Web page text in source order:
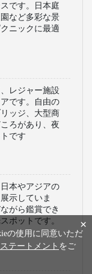
です。日本庭
など多彩な景
ニックに最適
レジャー施設
です。自由の
ッジ、大型商
ろがあり、夜
です
本やアジアの
示していま
がら鑑賞でき
ポットです。
×
の使用に同意いただ
テートメント をご